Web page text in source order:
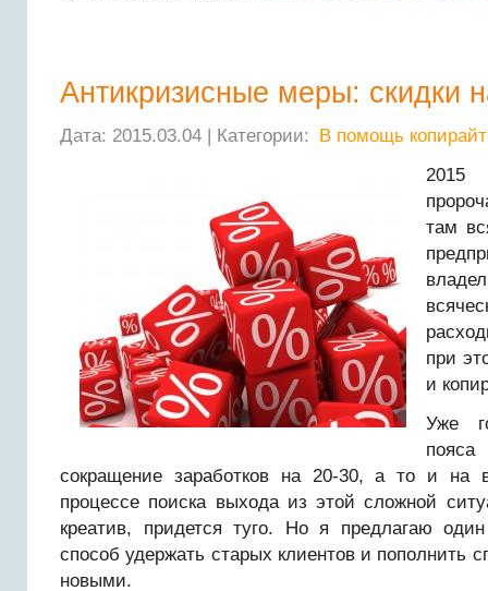
Антикризисные меры: скидки
Дата: 2015.03.04 | Категории:
В помощь
2015
там
при
и
Уже
сокращение заработков на 20-30, а то и
процессе поиска выхода из этой сложной
креатив, придется туго. Но я предлагаю
способ удержать старых клиентов и пополнить
новыми.